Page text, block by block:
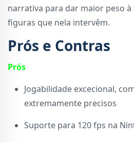
narrativa para dar maior peso à
figuras que nela intervêm.
Prós e Contras
Prós
Jogabilidade excecional,
extremamente precisos
Suporte para 120 fps na